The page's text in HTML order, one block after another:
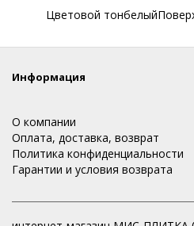
Цветовой
Информация
О компании
Оплата, доставка, возврат
Политика конфиденциальности
Гарантии и условия возврата